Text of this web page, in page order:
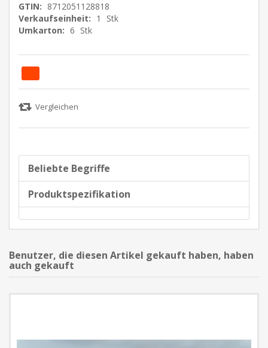
GTIN: 8712051128818
Verkaufseinheit: 1
Stk
Umkarton: 6 Stk
Beliebte Begriffe
Produktspezifikation
Benutzer, die diesen Artikel gekauft haben, haben
auch gekauft